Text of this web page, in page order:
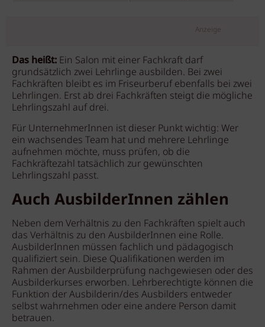
Anzeige
Das heißt: Ein Salon mit einer Fachkraft darf
grundsätzlich zwei Lehrlinge ausbilden. Bei zwei
Fachkräften bleibt es im Friseurberuf ebenfalls bei zwei
Lehrlingen. Erst ab drei Fachkräften steigt die mögliche
Lehrlingszahl auf drei.
Für UnternehmerInnen ist dieser Punkt wichtig: Wer
ein wachsendes Team hat und mehrere Lehrlinge
aufnehmen möchte, muss prüfen, ob die
Fachkräftezahl tatsächlich zur gewünschten
Lehrlingszahl passt.
Auch AusbilderInnen zählen
Neben dem Verhältnis zu den Fachkräften spielt auch
das Verhältnis zu den AusbilderInnen eine Rolle.
AusbilderInnen müssen fachlich und pädagogisch
qualifiziert sein. Diese Qualifikationen werden im
Rahmen der Ausbilderprüfung nachgewiesen oder des
Ausbilderkurses erworben. Lehrberechtigte können die
Funktion der Ausbilderin/des Ausbilders entweder
selbst wahrnehmen oder eine andere Person damit
betrauen.